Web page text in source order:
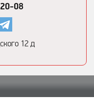
08
12 д